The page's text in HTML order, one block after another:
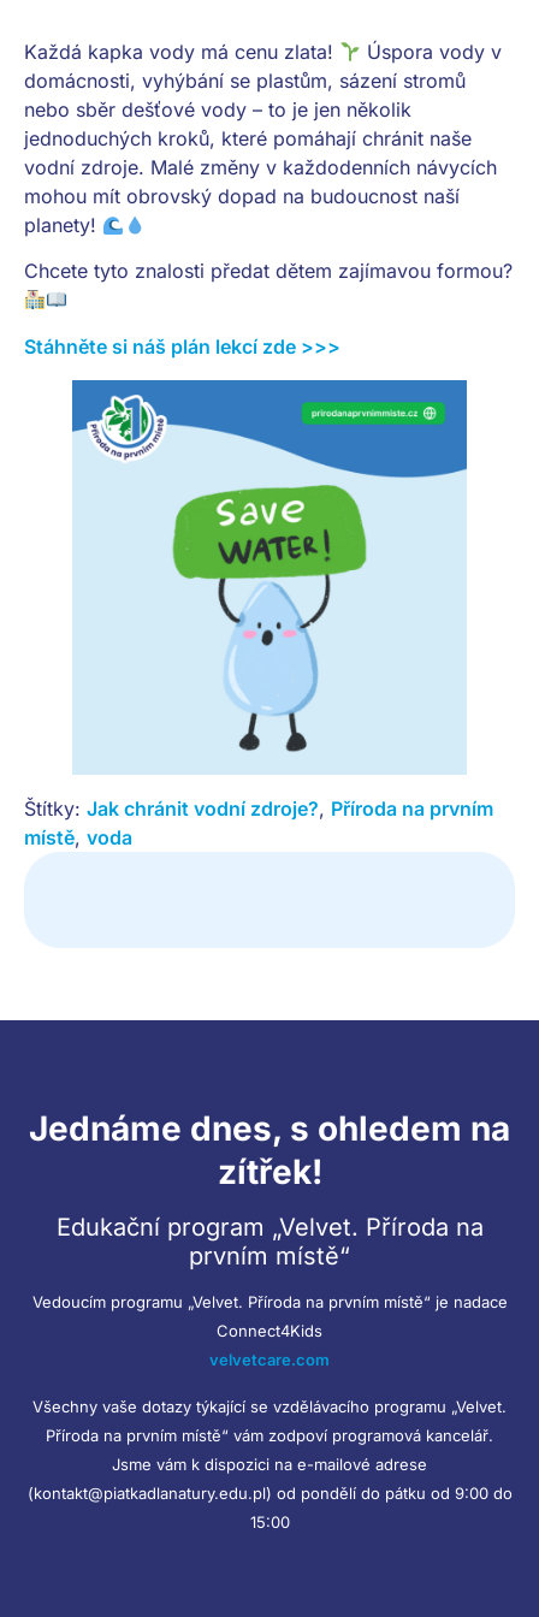
Každá kapka vody má cenu zlata!
Úspora vody v
domácnosti, vyhýbání se plastům, sázení stromů
nebo sběr dešťové vody – to je jen několik
jednoduchých kroků, které pomáhají chránit naše
vodní zdroje. Malé změny v každodenních návycích
mohou mít obrovský dopad na budoucnost naší
planety!
Chcete tyto znalosti předat dětem zajímavou formou?
Stáhněte si náš plán lekcí zde >>>
Štítky: Jak chránit vodní zdroje?, Příroda na prvním
místě, voda
Jednáme dnes, s ohledem na
zítřek!
Edukační program „Velvet. Příroda na
prvním místě“
Vedoucím programu „Velvet. Příroda na prvním místě“ je nadace
Connect4Kids
velvetcare.com
Všechny vaše dotazy týkající se vzdělávacího programu „Velvet.
Příroda na prvním místě“ vám zodpoví programová kancelář.
Jsme vám k dispozici na e-mailové adrese
(kontakt@piatkadlanatury.edu.pl) od pondělí do pátku od 9:00 do
15:00